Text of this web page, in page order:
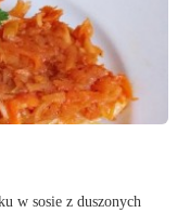
w sosie z duszonych